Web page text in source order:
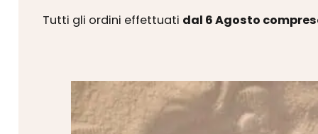
Tutti gli ordini effettuati dal 6 Agosto